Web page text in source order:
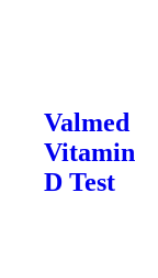
Valmed
Vitamin
D Test